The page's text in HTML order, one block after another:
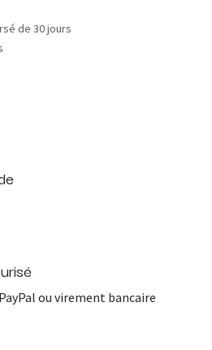
de 30 jours
ou virement bancaire